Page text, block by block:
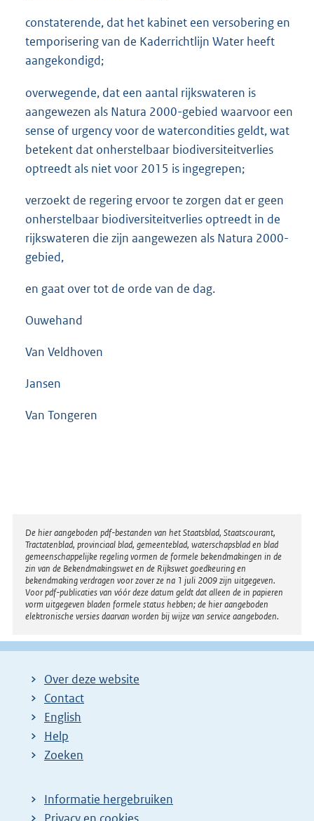
constaterende, dat het kabinet een versobering en
temporisering van de Kaderrichtlijn Water heeft
aangekondigd;
overwegende, dat een aantal rijkswateren is
aangewezen als Natura 2000-gebied waarvoor een
sense of urgency voor de watercondities geldt, wat
betekent dat onherstelbaar biodiversiteitverlies
optreedt als niet voor 2015 is ingegrepen;
verzoekt de regering ervoor te zorgen dat er geen
onherstelbaar biodiversiteitverlies optreedt in de
rijkswateren die zijn aangewezen als Natura 2000-
gebied,
en gaat over tot de orde van de dag.
Ouwehand
Van Veldhoven
Jansen
Van Tongeren
Disclaimer
De hier aangeboden pdf-bestanden van het Staatsblad, Staatscourant,
Tractatenblad, provinciaal blad, gemeenteblad, waterschapsblad en blad
gemeenschappelijke regeling vormen de formele bekendmakingen in de
zin van de Bekendmakingswet en de Rijkswet goedkeuring en
bekendmaking verdragen voor zover ze na 1 juli 2009 zijn uitgegeven.
Voor pdf-publicaties van vóór deze datum geldt dat alleen de in papieren
vorm uitgegeven bladen formele status hebben; de hier aangeboden
elektronische versies daarvan worden bij wijze van service aangeboden.
Over deze website
Contact
English
Help
Zoeken
Informatie hergebruiken
Privacy en cookies